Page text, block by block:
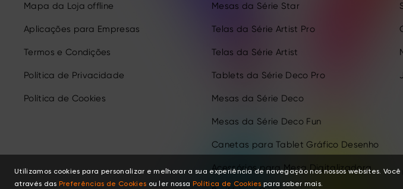
Mapa da Loja offline
Aplicações para Empresas
Termos e Condições
Política de Privacidade
Política de Cookies
Mesas da Série Star
Telas da Série Artist Pro
Telas da Série Artist
Tablets da Série Deco Pro
Mesas da Série Deco
Mesas da Série Deco Fun
Canetas para Tablet Gráfico Desenho
Acessórios para Mesa Digitalizadora
Utilizamos cookies para personalizar e melhorar a sua experiência de navegação nos nossos websites.
através das Preferências de Cookies ou ler nossa Política de Cookies para saber mais.